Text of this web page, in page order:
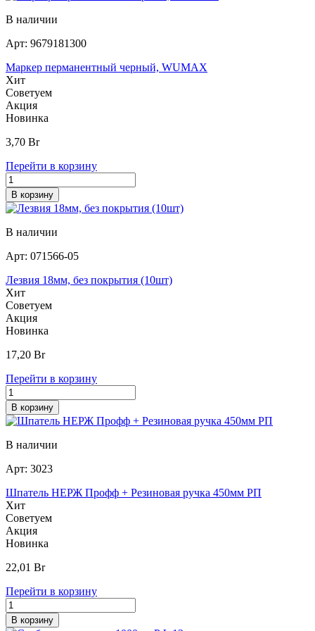
В наличии
Арт: 9679181300
Маркер перманентный черный, WUMAX
Хит
Советуем
Акция
Новинка
3,70 Br
Перейти в корзину
В корзину
В наличии
Арт: 071566-05
Лезвия 18мм, без покрытия (10шт)
Хит
Советуем
Акция
Новинка
17,20 Br
Перейти в корзину
В корзину
В наличии
Арт: 3023
Шпатель НЕРЖ Профф + Резиновая ручка 450мм РП
Хит
Советуем
Акция
Новинка
22,01 Br
Перейти в корзину
В корзину